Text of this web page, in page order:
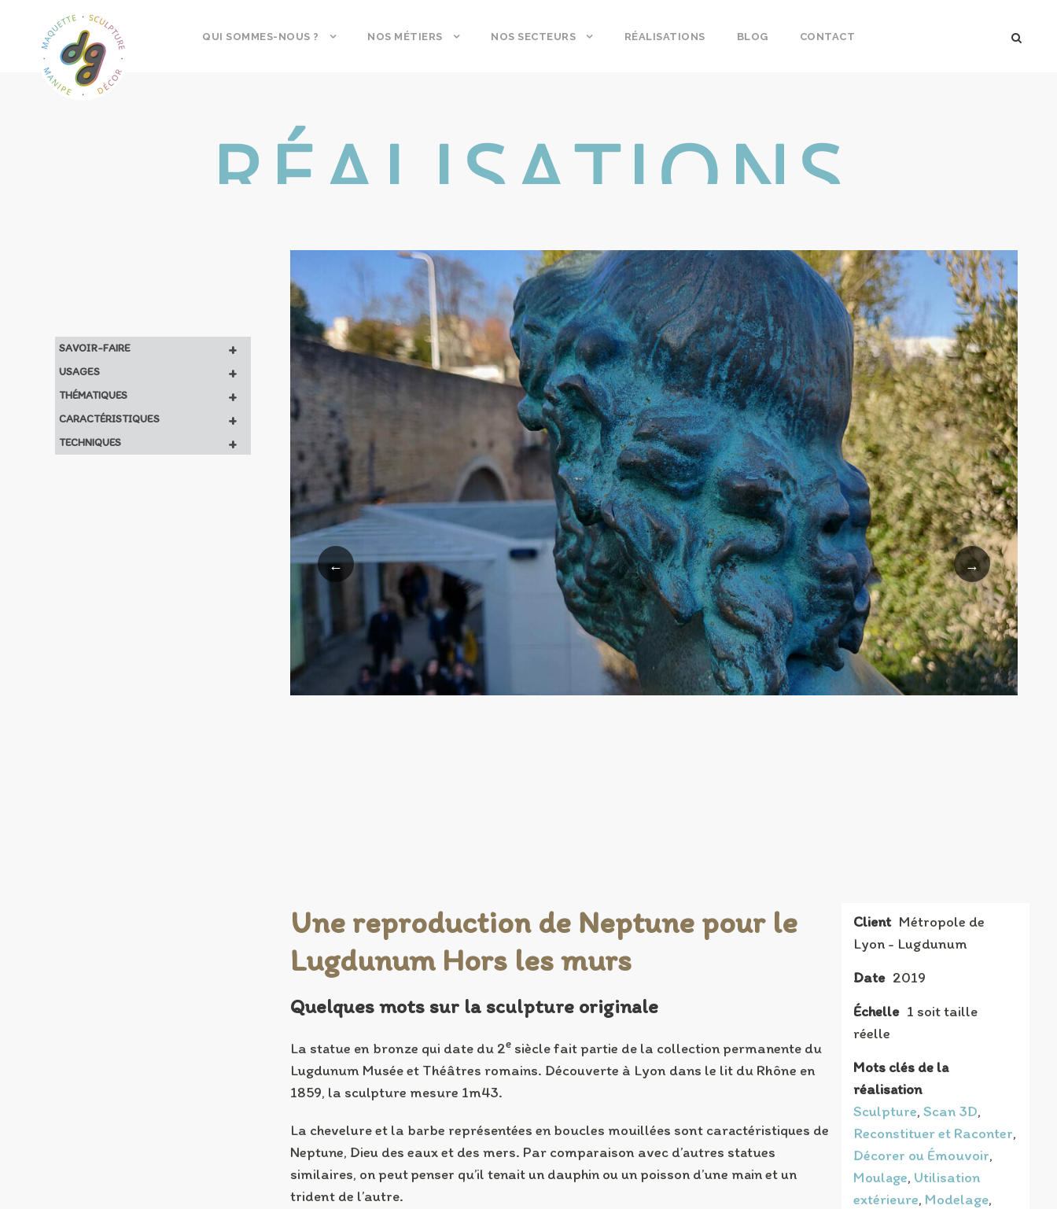
QUI SOMMES-NOUS ? NOS MÉTIERS NOS SECTEURS RÉALISATIONS BLOG CONTACT
Une reproduction de Neptune pour le
Lugdunum Hors les murs
Quelques mots sur la sculpture originale
La statue en bronze qui date du 2esiècle fait partie de la collection permanente du
Lugdunum Musée et Théâtres romains. Découverte à Lyon dans le lit du Rhône en
1859, la sculpture mesure 1m43.
La chevelure et la barbe représentées en boucles mouillées sont caractéristiques de
Neptune, Dieu des eaux et des mers. Par comparaison avec d’autres statues
similaires, on peut penser qu’il tenait un dauphin ou un poisson d’une main et un
trident de l’autre.
Client Métropole de
Lyon - Lugdunum
Date 2019
Échelle 1 soit taille
réelle
Mots clés de la
réalisation
Sculpture, Scan 3D,
Reconstituer et Raconter,
Décorer ou Émouvoir,
Moulage, Utilisation
extérieure, Modelage,
+
SAVOIR-FAIRE
+
USAGES
+
THÉMATIQUES
+
CARACTÉRISTIQUES
+
TECHNIQUES